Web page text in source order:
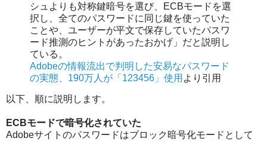
シュよりも対称鍵暗号を選び、ECBモードを選
択し、全てのパスワードに同じ鍵を使っていた
ことや、ユーザーが平文で保存していたパスワ
ード推測のヒントがあったおかげ」だと説明し
ている。
Adobeの情報流出で判明した安易なパスワード
の実態、190万人が「123456」使用 より引用
以下、順に説明します。
ECBモードで暗号化されていた
Adobeサイトのパスワードはブロック暗号化モードとして